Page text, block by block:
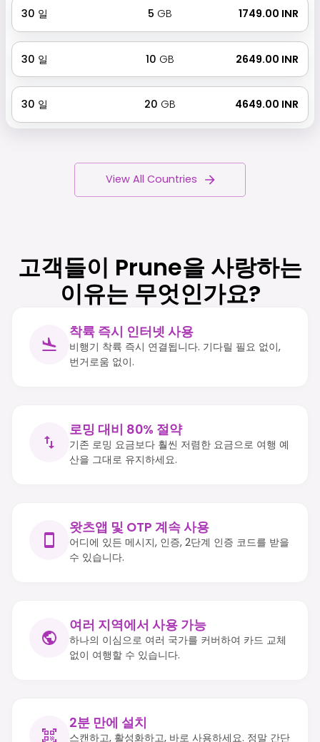
30 일 5 GB ₹ 1749.00 INR
30 일 10 GB ₹ 2649.00 INR
30 일 20 GB ₹ 4649.00 INR
View All Countries
고객들이 Prune을 사랑하는
이유는 무엇인가요?
착륙 즉시 인터넷 사용
비행기 착륙 즉시 연결됩니다. 기다릴 필요 없이,
번거로움 없이.
로밍 대비 80% 절약
기존 로밍 요금보다 훨씬 저렴한 요금으로 여행 예
산을 그대로 유지하세요.
왓츠앱 및 OTP 계속 사용
어디에 있든 메시지, 인증, 2단계 인증 코드를 받을
수 있습니다.
여러 지역에서 사용 가능
하나의 이심으로 여러 국가를 커버하여 카드 교체
없이 여행할 수 있습니다.
2분 만에 설치
스캔하고, 활성화하고, 바로 사용하세요. 정말 간단